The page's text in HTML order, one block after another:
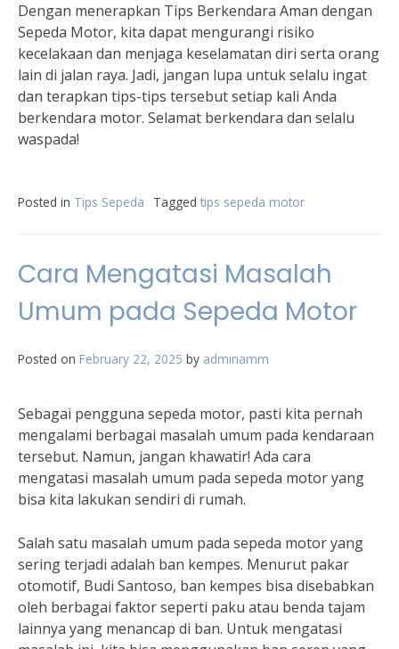
Dengan menerapkan Tips Berkendara Aman dengan
Sepeda Motor, kita dapat mengurangi risiko
kecelakaan dan menjaga keselamatan diri serta orang
lain di jalan raya. Jadi, jangan lupa untuk selalu ingat
dan terapkan tips-tips tersebut setiap kali Anda
berkendara motor. Selamat berkendara dan selalu
waspada!
Posted in Tips Sepeda Tagged tips sepeda motor
Cara Mengatasi Masalah
Umum pada Sepeda Motor
Posted on February 22, 2025 by adminamm
Sebagai pengguna sepeda motor, pasti kita pernah
mengalami berbagai masalah umum pada kendaraan
tersebut. Namun, jangan khawatir! Ada cara
mengatasi masalah umum pada sepeda motor yang
bisa kita lakukan sendiri di rumah.
Salah satu masalah umum pada sepeda motor yang
sering terjadi adalah ban kempes. Menurut pakar
otomotif, Budi Santoso, ban kempes bisa disebabkan
oleh berbagai faktor seperti paku atau benda tajam
lainnya yang menancap di ban. Untuk mengatasi